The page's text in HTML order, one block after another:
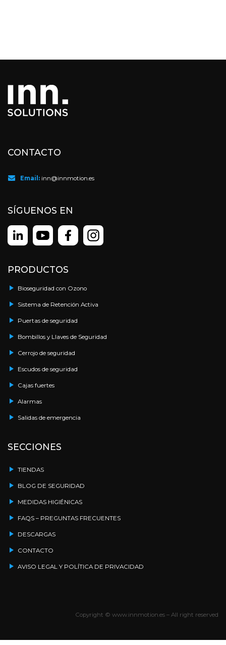
CONTACTO
Email: inn@innmotion.es
SÍGUENOS EN
PRODUCTOS
Bioseguridad con Ozono
Sistema de Retención Activa
Puertas de seguridad
Bombillos y Llaves de Seguridad
Cerrojo de seguridad
Escudos de seguridad
Cajas fuertes
Alarmas
Salidas de emergencia
SECCIONES
TIENDAS
BLOG DE SEGURIDAD
MEDIDAS HIGIÉNICAS
FAQS – PREGUNTAS FRECUENTES
DESCARGAS
CONTACTO
AVISO LEGAL Y POLÍTICA DE PRIVACIDAD
Copyright © www.innmotion.es – All right reserved